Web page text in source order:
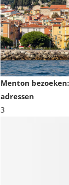
Menton
adressen
3